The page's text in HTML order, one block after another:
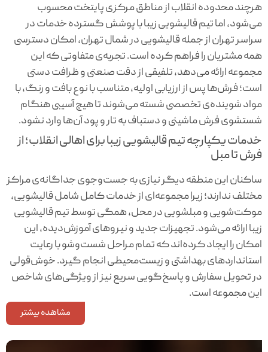
هرچند محدوده انقلاب از مناطق مرکزی پایتخت محسوب
می‌شود، اما تیم قالیشویی زیبا با پوشش گسترده خدمات در
سراسر تهران از جمله قالیشویی در شمال تهران، امکان دسترسی
همه مشتریان را فراهم کرده است. تجربه‌ی متفاوتی که این
مجموعه ارائه می‌دهد، تلفیقی از دقت صنعتی و ظرافت دستی
است؛ فرش‌ها پس از ارزیابی اولیه، متناسب با نوع بافت و رنگ، با
مواد شوینده‌ی تخصصی شسته می‌شوند تا هیچ آسیبی هنگام
شستشوی فرش ماشینی و دستباف به تار و پود آن‌ها وارد نشود.
خدمات یکپارچه تیم قالیشویی زیبا برای اهالی انقلاب؛ از
فرش تا مبل
ساکنان این منطقه دیگر نیازی به جست‌وجوی جداگانه‌ی مراکز
مختلف ندارند؛ زیرا مجموعه‌ای از خدمات کامل شامل قالیشویی،
موکت‌شویی و مبلشویی در محل، همگی توسط تیم قالیشویی
زیبا ارائه می‌شود. تجهیزات جدید و نیروهای آموزش‌دیده، این
امکان را ایجاد کرده‌اند که تمام مراحل شست‌وشو با رعایت
استانداردهای بهداشتی و زیست‌محیطی انجام گیرد. خوش‌قولی
در تحویل سفارش و پاسخ‌گویی سریع نیز از ویژگی‌های شاخص
این مجموعه است.
مشاهده بیشتر